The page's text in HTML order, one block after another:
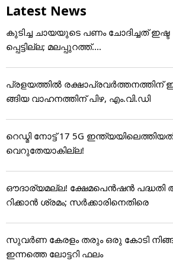
Latest News
കുടിച്ച ചായയുടെ പണം ചോദിച്ചത് ഇഷ്ട
പ്പെട്ടില്ല; മലപ്പുറത്ത്....
പ്രളയത്തിൽ രക്ഷാപ്രവർത്തനത്തിന്
ങ്ങിയ വാഹനത്തിന് പിഴ, എം.വി.ഡി
റെഡ്മി നോട്ട് 17 5G ഇന്ത്യയിലെത്തിയത്
വെറുതേയാകില്ല!
ഔദാര്യമല്ല! ക്ഷേമപെൻഷൻ പദ്ധതി
റിക്കാൻ ശ്രമം; സർക്കാരിനെതിരെ
സുവർണ കേരളം തരും ഒരു കോടി
ഇന്നത്തെ ലോട്ടറി ഫലം